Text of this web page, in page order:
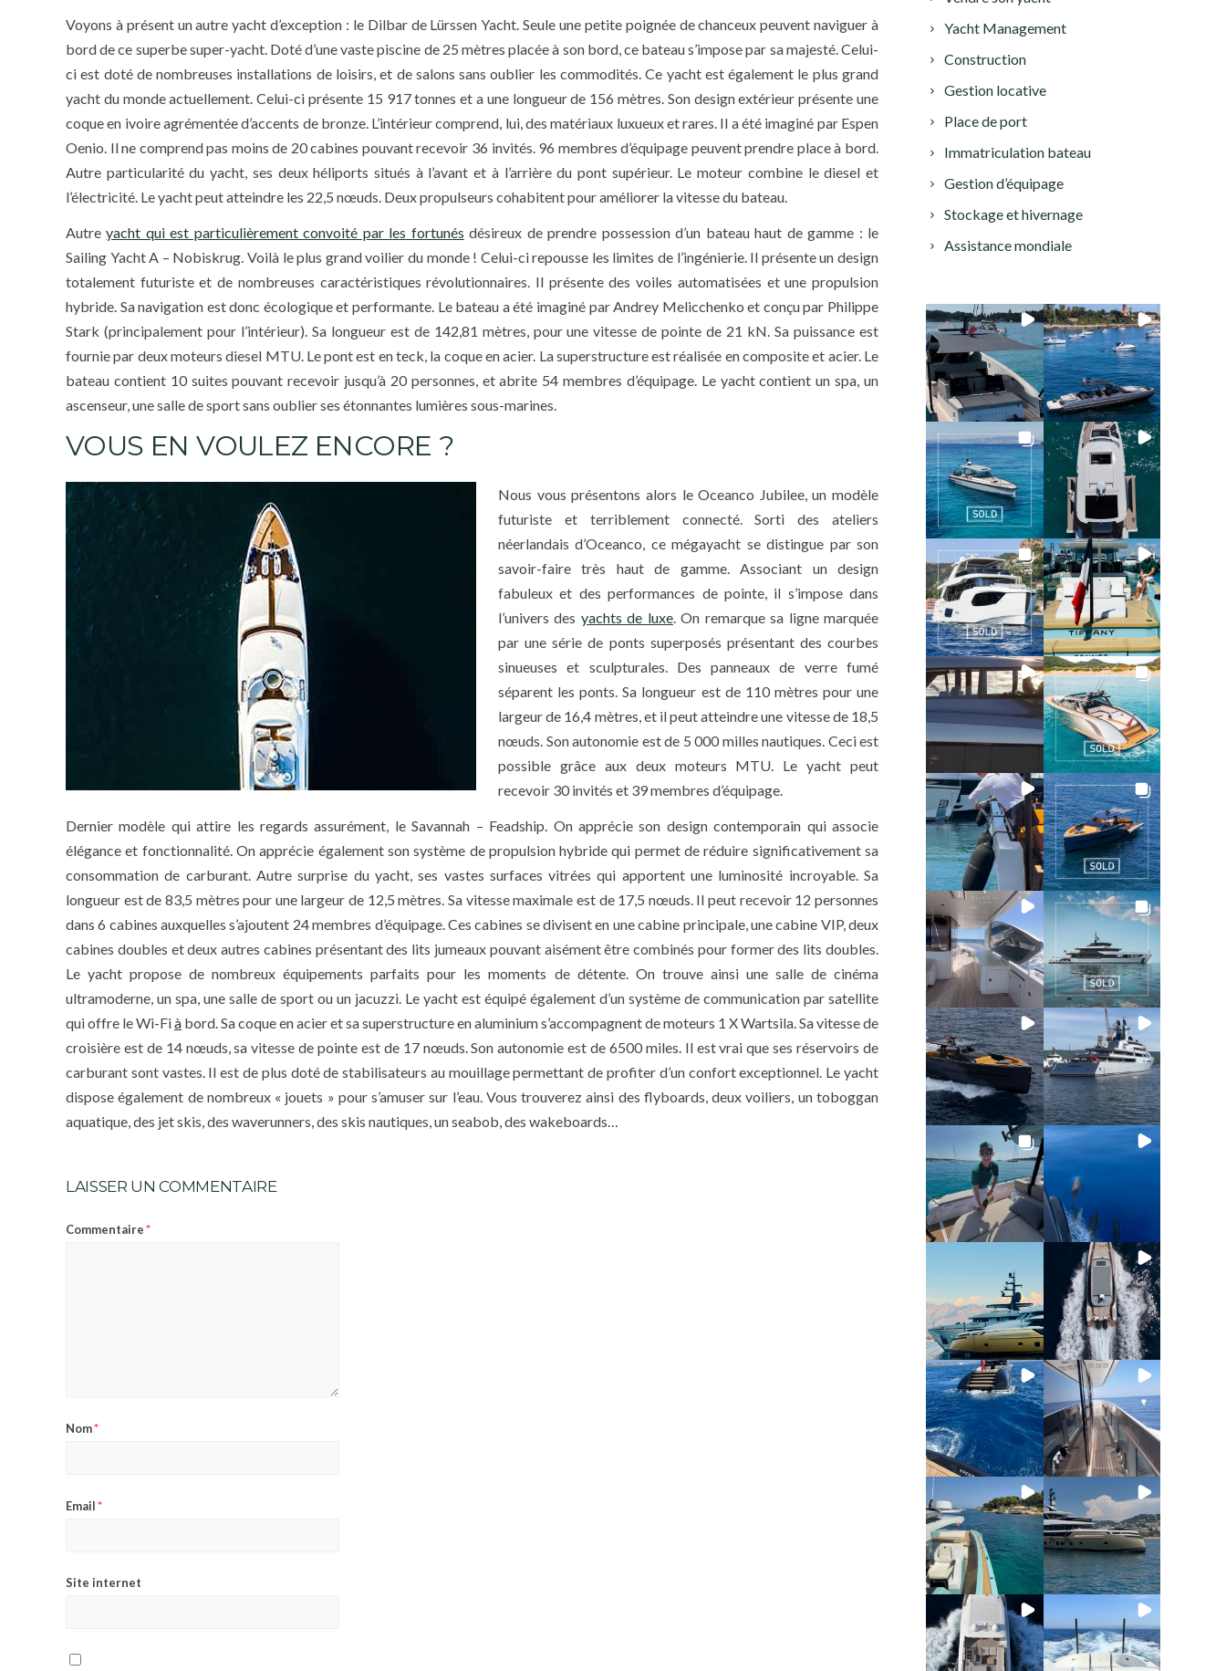
Voyons à présent un autre yacht d’exception : le Dilbar de Lürssen Yacht. Seule une petite poignée de chanceux peuvent naviguer à
bord de ce superbe super-yacht. Doté d’une vaste piscine de 25 mètres placée à son bord, ce bateau s’impose par sa majesté. Celui-
ci est doté de nombreuses installations de loisirs, et de salons sans oublier les commodités. Ce yacht est également le plus grand
yacht du monde actuellement. Celui-ci présente 15 917 tonnes et a une longueur de 156 mètres. Son design extérieur présente une
coque en ivoire agrémentée d’accents de bronze. L’intérieur comprend, lui, des matériaux luxueux et rares. Il a été imaginé par Espen
Oenio. Il ne comprend pas moins de 20 cabines pouvant recevoir 36 invités. 96 membres d’équipage peuvent prendre place à bord.
Autre particularité du yacht, ses deux héliports situés à l’avant et à l’arrière du pont supérieur. Le moteur combine le diesel et
l’électricité. Le yacht peut atteindre les 22,5 nœuds. Deux propulseurs cohabitent pour améliorer la vitesse du bateau.
Autreyacht qui est particulièrement convoité par les fortunés désireux de prendre possession d’un bateau haut de gamme : le
Sailing Yacht A – Nobiskrug. Voilà le plus grand voilier du monde ! Celui-ci repousse les limites de l’ingénierie. Il présente un design
totalement futuriste et de nombreuses caractéristiques révolutionnaires. Il présente des voiles automatisées et une propulsion
hybride. Sa navigation est donc écologique et performante. Le bateau a été imaginé par Andrey Melicchenko et conçu par Philippe
Stark (principalement pour l’intérieur). Sa longueur est de 142,81 mètres, pour une vitesse de pointe de 21 kN. Sa puissance est
fournie par deux moteurs diesel MTU. Le pont est en teck, la coque en acier. La superstructure est réalisée en composite et acier. Le
bateau contient 10 suites pouvant recevoir jusqu’à 20 personnes, et abrite 54 membres d’équipage. Le yacht contient un spa, un
ascenseur, une salle de sport sans oublier ses étonnantes lumières sous-marines.
VOUS EN VOULEZ ENCORE ?
Nous vous présentons alors le Oceanco Jubilee, un modèle
futuriste et terriblement connecté. Sorti des ateliers
néerlandais d’Oceanco, ce mégayacht se distingue par son
savoir-faire très haut de gamme. Associant un design
fabuleux et des performances de pointe, il s’impose dans
l’univers des yachts de luxe. On remarque sa ligne marquée
par une série de ponts superposés présentant des courbes
sinueuses et sculpturales. Des panneaux de verre fumé
séparent les ponts. Sa longueur est de 110 mètres pour une
largeur de 16,4 mètres, et il peut atteindre une vitesse de 18,5
nœuds. Son autonomie est de 5 000 milles nautiques. Ceci est
possible grâce aux deux moteurs MTU. Le yacht peut
recevoir 30 invités et 39 membres d’équipage.
Dernier modèle qui attire les regards assurément, le Savannah – Feadship. On apprécie son design contemporain qui associe
élégance et fonctionnalité. On apprécie également son système de propulsion hybride qui permet de réduire significativement sa
consommation de carburant. Autre surprise du yacht, ses vastes surfaces vitrées qui apportent une luminosité incroyable. Sa
longueur est de 83,5 mètres pour une largeur de 12,5 mètres. Sa vitesse maximale est de 17,5 nœuds. Il peut recevoir 12 personnes
dans 6 cabines auxquelles s’ajoutent 24 membres d’équipage. Ces cabines se divisent en une cabine principale, une cabine VIP, deux
cabines doubles et deux autres cabines présentant des lits jumeaux pouvant aisément être combinés pour former des lits doubles.
Le yacht propose de nombreux équipements parfaits pour les moments de détente. On trouve ainsi une salle de cinéma
ultramoderne, un spa, une salle de sport ou un jacuzzi. Le yacht est équipé également d’un système de communication par satellite
qui offre le Wi-Fià bord. Sa coque en acier et sa superstructure en aluminium s’accompagnent de moteurs 1 X Wartsila. Sa vitesse de
croisière est de 14 nœuds, sa vitesse de pointe est de 17 nœuds. Son autonomie est de 6500 miles. Il est vrai que ses réservoirs de
carburant sont vastes. Il est de plus doté de stabilisateurs au mouillage permettant de profiter d’un confort exceptionnel. Le yacht
dispose également de nombreux « jouets » pour s’amuser sur l’eau. Vous trouverez ainsi des flyboards, deux voiliers, un toboggan
aquatique, des jet skis, des waverunners, des skis nautiques, un seabob, des wakeboards…
LAISSER UN COMMENTAIRE
Commentaire*
Nom*
Email*
Site internet
Yacht Management
Construction
Gestion locative
Place de port
Immatriculation bateau
Gestion d’équipage
Stockage et hivernage
Assistance mondiale